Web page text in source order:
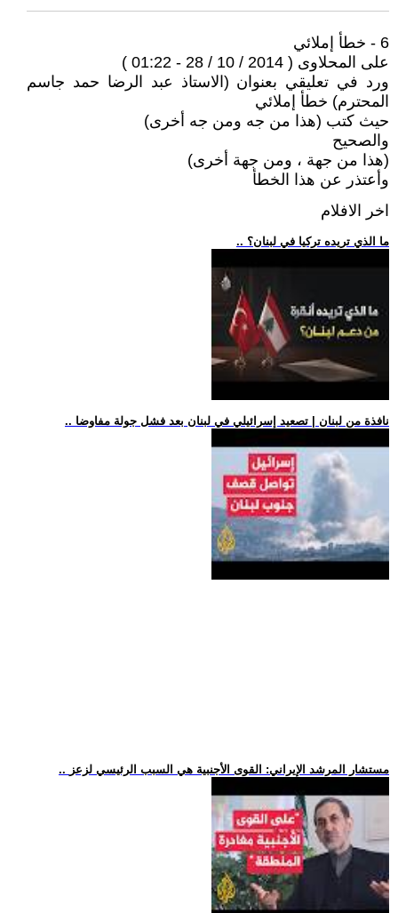
6 - خطأ إملائي
على المحلاوى ( 2014 / 10 / 28 - 01:22 )
ورد في تعليقي بعنوان (الاستاذ عبد الرضا حمد جاسم
المحترم) خطأ إملائي
حيث كتب (هذا من جه ومن جه أخرى)
والصحيح
(هذا من جهة ، ومن جهة أخرى)
وأعتذر عن هذا الخطأ
اخر الافلام
.. ما الذي تريده تركيا في لبنان؟
.. نافذة من لبنان | تصعيد إسرائيلي في لبنان بعد فشل جولة مفاوضا
.. مستشار المرشد الإيراني: القوى الأجنبية هي السبب الرئيسي لزعز